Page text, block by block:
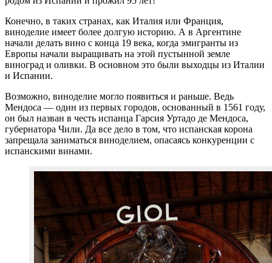
Конечно, в таких странах, как Италия или Франция,
виноделие имеет более долгую историю. А в Аргентине
начали делать вино с конца 19 века, когда эмигранты из
Европы начали выращивать на этой пустынной земле
виноград и оливки. В основном это были выходцы из Италии
и Испании.
Возможно, виноделие могло появиться и раньше. Ведь
Мендоса — один из первых городов, основанный в 1561 году,
он был назван в честь испанца Гарсия Уртадо де Мендоса,
губернатора Чили. Да все дело в том, что испанская корона
запрещала заниматься виноделием, опасаясь конкуренции с
испанскими винами.